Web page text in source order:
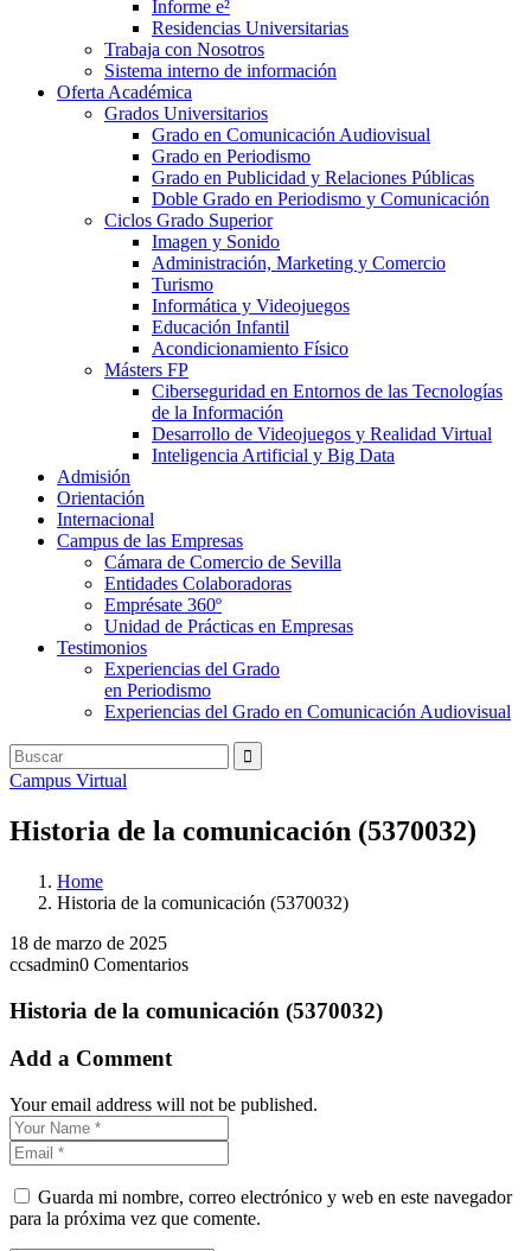
Informe e²
Residencias Universitarias
Trabaja con Nosotros
Sistema interno de información
Oferta Académica
Grados Universitarios
Grado en Comunicación Audiovisual
Grado en Periodismo
Grado en Publicidad y Relaciones Públicas
Doble Grado en Periodismo y Comunicación
Ciclos Grado Superior
Imagen y Sonido
Administración, Marketing y Comercio
Turismo
Informática y Videojuegos
Educación Infantil
Acondicionamiento Físico
Másters FP
Ciberseguridad en Entornos de las Tecnologías
de la Información
Desarrollo de Videojuegos y Realidad Virtual
Inteligencia Artificial y Big Data
Admisión
Orientación
Internacional
Campus de las Empresas
Cámara de Comercio de Sevilla
Entidades Colaboradoras
Emprésate 360º
Unidad de Prácticas en Empresas
Testimonios
Experiencias del Grado
en Periodismo
Experiencias del Grado en Comunicación Audiovisual
Campus Virtual
Historia de la comunicación (5370032)
Home
Historia de la comunicación (5370032)
18 de marzo de 2025
ccsadmin0 Comentarios
Historia de la comunicación (5370032)
Add a Comment
Your email address will not be published.
Guarda mi nombre, correo electrónico y web en este navegador
para la próxima vez que comente.